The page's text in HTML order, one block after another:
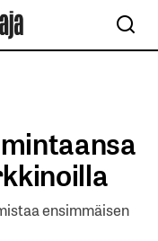
ensimmäisen